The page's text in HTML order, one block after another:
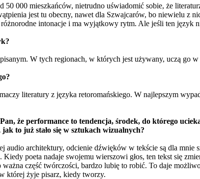
000 mieszkańców, nietrudno uświadomić sobie, że
jest tu obecny, nawet dla Szwajcarów, bo niewielu z
intonacje i ma wyjątkowy rytm. Ale jeśli ten język
W tych regionach, w których jest używany, uczą go w
literatury z języka retoromańskiego. W najlepszym
że performance to tendencja, środek, do którego
to już stało się w sztukach wizualnych?
architektury, odcienie dźwięków w tekście są dla mnie
poeta nadaje swojemu wierszowi głos, ten tekst się
część twórczości, bardzo lubię to robić. To daje
której żyje pisarz, kiedy tworzy.